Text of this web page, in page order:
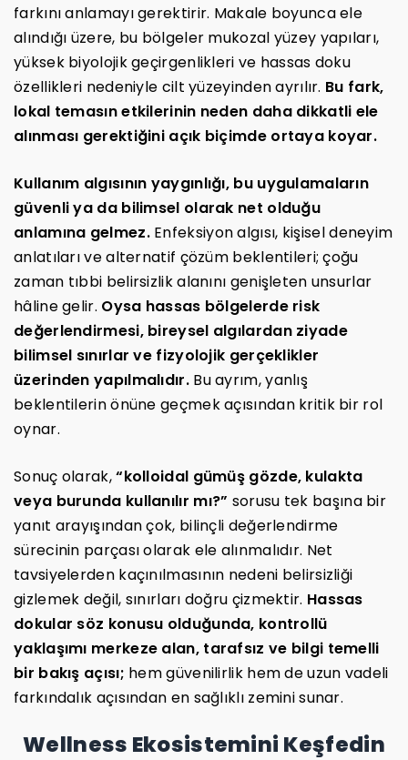
farkını anlamayı gerektirir. Makale boyunca ele
alındığı üzere, bu bölgeler mukozal yüzey yapıları,
yüksek biyolojik geçirgenlikleri ve hassas doku
özellikleri nedeniyle cilt yüzeyinden ayrılır. Bu fark,
lokal temasın etkilerinin neden daha dikkatli ele
alınması gerektiğini açık biçimde ortaya koyar.
Kullanım algısının yaygınlığı, bu uygulamaların
güvenli ya da bilimsel olarak net olduğu
anlamına gelmez.Enfeksiyon algısı, kişisel deneyim
anlatıları ve alternatif çözüm beklentileri; çoğu
zaman tıbbi belirsizlik alanını genişleten unsurlar
hâline gelir. Oysa hassas bölgelerde risk
değerlendirmesi, bireysel algılardan ziyade
bilimsel sınırlar ve fizyolojik gerçeklikler
üzerinden yapılmalıdır.Bu ayrım, yanlış
beklentilerin önüne geçmek açısından kritik bir rol
oynar.
Sonuç olarak,“kolloidal gümüş gözde, kulakta
veya burunda kullanılır mı?” sorusu tek başına bir
yanıt arayışından çok, bilinçli değerlendirme
sürecinin parçası olarak ele alınmalıdır. Net
tavsiyelerden kaçınılmasının nedeni belirsizliği
gizlemek değil, sınırları doğru çizmektir. Hassas
dokular söz konusu olduğunda, kontrollü
yaklaşımı merkeze alan, tarafsız ve bilgi temelli
bir bakış açısı; hem güvenilirlik hem de uzun vadeli
farkındalık açısından en sağlıklı zemini sunar.
Wellness Ekosistemini Keşfedin